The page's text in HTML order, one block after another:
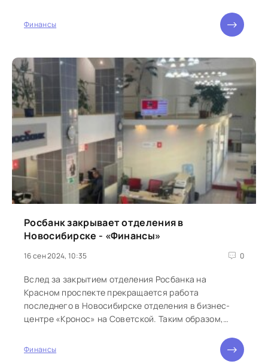
Финансы
Росбанк закрывает отделения в
Новосибирске - «Финансы»
16 сен 2024, 10:35 0
Вслед за закрытием отделения Росбанка на
Красном проспекте прекращается работа
последнего в Новосибирске отделения в бизнес-
центре «Кронос» на Советской. Таким образом,
Финансы